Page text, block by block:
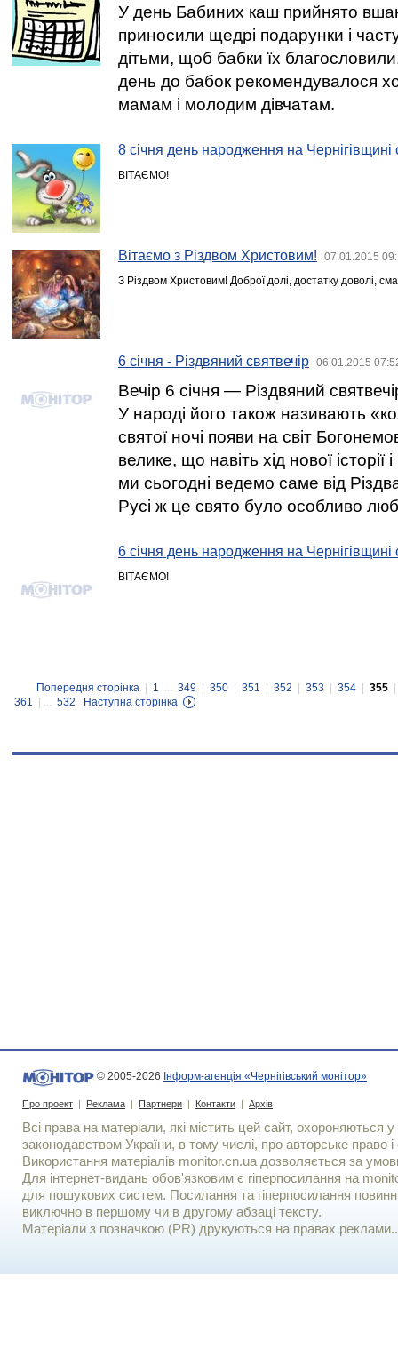
У день Бабиних каш прийнято
приносили щедрі подарунки і
дітьми, щоб бабки їх
день до бабок рекомендувалося
мамам і молодим дівчатам.
8 січня день народження на Чернігівщині
ВІТАЄМО!
Вітаємо з Різдвом Христовим! 07.01.2015
З Різдвом Христовим! Доброї долі, достатку доволі,
6 січня - Різдвяний святвечір 06.01.2015
Вечір 6 січня — Різдвяний
У народі його також називають
святої ночі появи на світ
велике, що навіть хід нової
ми сьогодні ведемо саме від
Русі ж це свято було особливо
6 січня день народження на Чернігівщині
ВІТАЄМО!
Попередня сторінка 1 ... 349 350 351 352 353 354 355
361
| ... 532 Наступна сторінка
© 2005-2026 Інформ-агенція «Чернігівський монітор»
Про проект | Реклама | Партнери | Контакти | Архів
Всі права на матеріали, які містить цей сайт, охороняються у
законодавством України, в тому числі, про авторське право і
Використання матерiалiв monitor.cn.ua дозволяється за
Для iнтернет-видань обов'язковим є гiперпосилання на
для пошукових систем. Посилання та гіперпосилання
виключно в першому чи в другому абзаці тексту.
Матеріали з позначкою (PR) друкуються на правах реклами..